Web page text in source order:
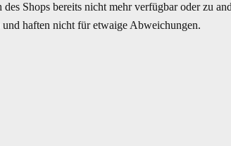
Shops bereits nicht mehr verfügbar oder zu
haften nicht für etwaige Abweichungen.